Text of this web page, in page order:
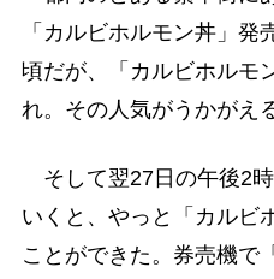
「カルビホルモン丼」
頃だが、「カルビホルモ
れ。その人気がうかがえ
そして翌27日の午後2
いくと、やっと「カルビ
ことができた。券売機で